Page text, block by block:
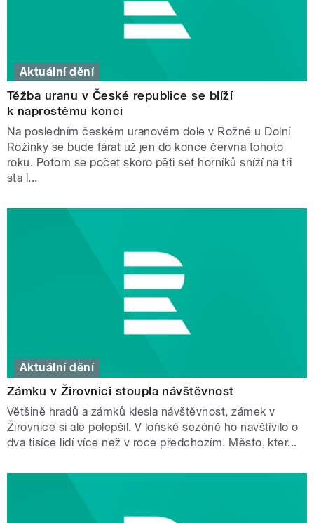
Aktuální dění
Těžba uranu v České republice se blíží
k naprostému konci
Na posledním českém uranovém dole v Rožné u Dolní
Rožínky se bude fárat už jen do konce června tohoto
roku. Potom se počet skoro pěti set horníků sníží na tři
sta l...
Aktuální dění
Zámku v Žirovnici stoupla návštěvnost
Většině hradů a zámků klesla návštěvnost, zámek v
Žirovnice si ale polepšil. V loňské sezóně ho navštívilo o
dva tisíce lidí více než v roce předchozím. Město, kter...